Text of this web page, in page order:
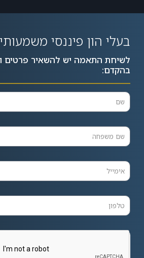
בעלי הון פיננסי
לשיחת התאמה יש להשאיר פרטים
בהקדם: